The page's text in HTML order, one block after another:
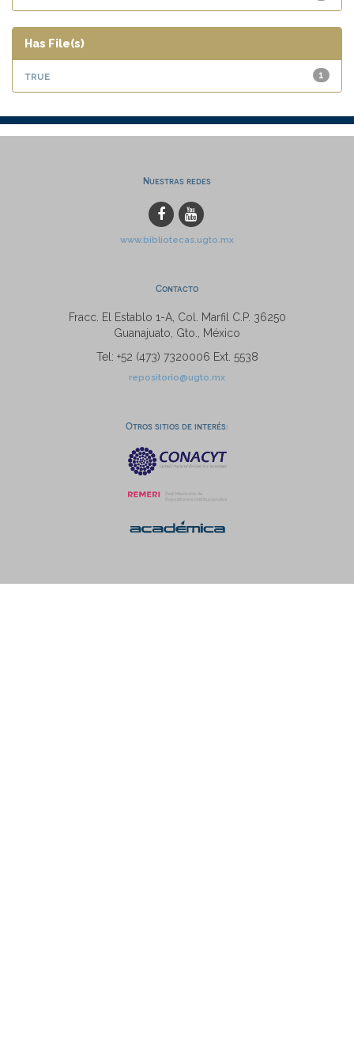
Has File(s)
1
true
Nuestras redes
www.bibliotecas.ugto.mx
Contacto
Fracc. El Establo 1-A, Col. Marfil C.P. 36250
Guanajuato, Gto., México
Tel: +52 (473) 7320006 Ext. 5538
repositorio@ugto.mx
Otros sitios de interés: